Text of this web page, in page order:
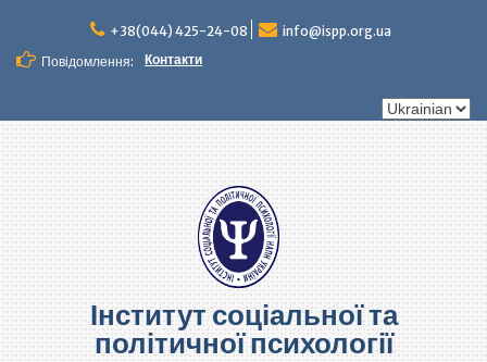
вмісту
+38(044) 425-24-08
info@ispp.org.ua
Повідомлення:
Контакти
Вибрати
Інститут соціальної та
політичної психології